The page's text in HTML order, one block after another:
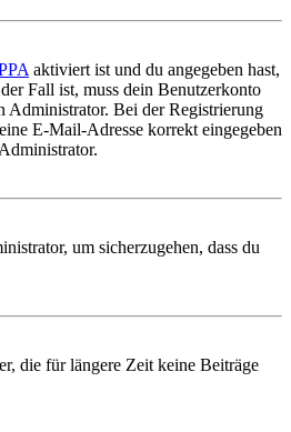
aktiviert ist und du angegeben hast,
Fall ist, muss dein Benutzerkonto
Administrator. Bei der Registrierung
E-Mail-Adresse korrekt eingegeben
um sicherzugehen, dass du
die für längere Zeit keine Beiträge